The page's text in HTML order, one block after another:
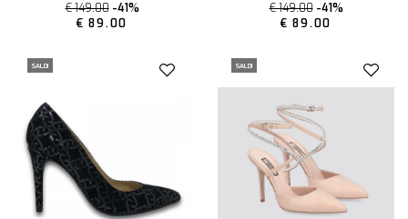
€ 149.00 -41%
€ 89.00
€ 149.00 -41%
€ 89.00
SALDI SALDI